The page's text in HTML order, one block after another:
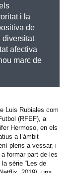
i la
de
diversitat
afectiva
marc de
Luis Rubiales com
(RFEF), a
Hermoso, en els
a l’àmbit
plens a vessar, i
formar part de les
sèrie “Les de